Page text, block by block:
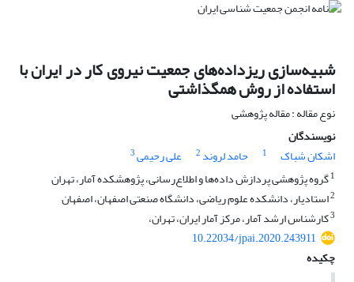
شبیه‌سازی ریزداده‌های جمعیت نیروی کار در ایران با
استفاده از روش همگذاشتی
نوع مقاله : مقاله پژوهشی
نویسندگان
اشکان شباک
1 حامد لروند 2 علی رحیمی3
1گروه پژوهشی پردازش داده‌ها و اطلاع‌رسانی، پژوهشکده آمار، تهران
2استادیار، دانشکده علوم ریاضی، دانشگاه صنعتی اصفهان، اصفهان
3کارشناس ارشد آمار، مرکز آمار ایران، تهران،
10.22034/jpai.2020.243911
چکیده